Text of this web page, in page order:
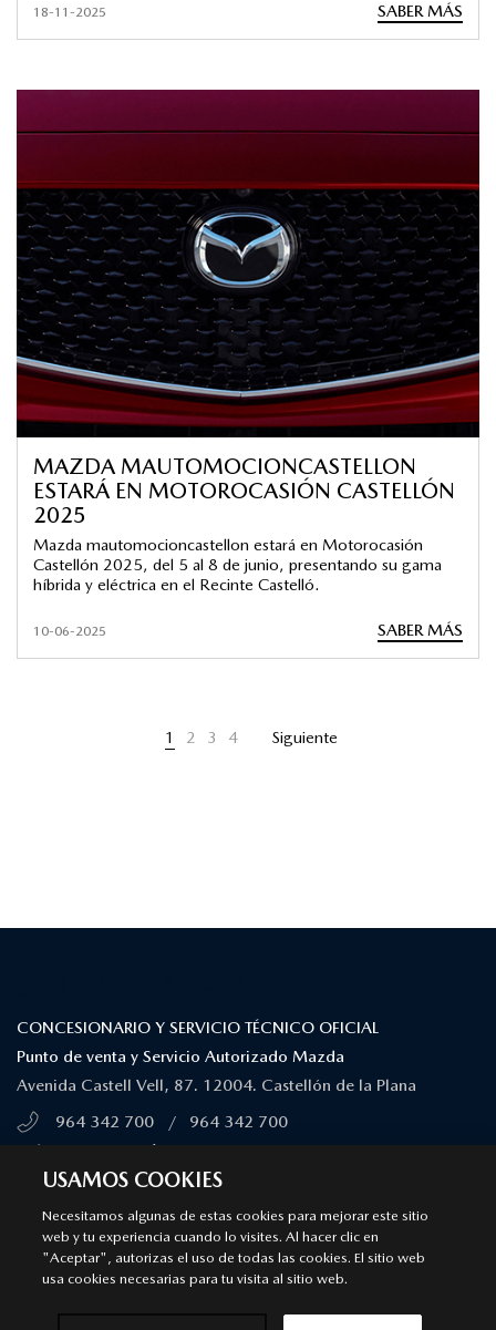
18-11-2025 SABER MÁS
MAZDA MAUTOMOCIONCASTELLON
ESTARÁ EN MOTOROCASIÓN CASTELLÓN
2025
Mazda mautomocioncastellon estará en Motorocasión
Castellón 2025, del 5 al 8 de junio, presentando su gama
híbrida y eléctrica en el Recinte Castelló.
10-06-2025 SABER MÁS
1 2 3 4 Siguiente
CONCESIONARIO Y SERVICIO TÉCNICO OFICIAL
Punto de venta y Servicio Autorizado Mazda
Avenida Castell Vell, 87. 12004. Castellón de la Plana
964 342 700
/
964 342 700
Aviso legal Privacidad Cookies
SÍGUENOS EN
USAMOS COOKIES
Necesitamos algunas de estas cookies para mejorar este sitio
web y tu experiencia cuando lo visites. Al hacer clic en
"Aceptar", autorizas el uso de todas las cookies. El sitio web
usa cookies necesarias para tu visita al sitio web.